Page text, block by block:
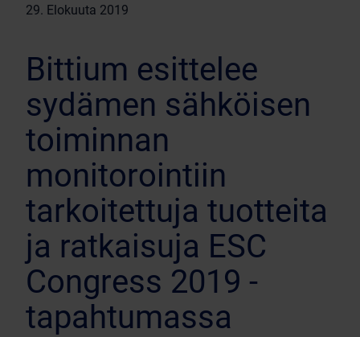
29. Elokuuta 2019
Bittium esittelee
sydämen sähköisen
toiminnan
monitorointiin
tarkoitettuja tuotteita
ja ratkaisuja ESC
Congress 2019 -
tapahtumassa